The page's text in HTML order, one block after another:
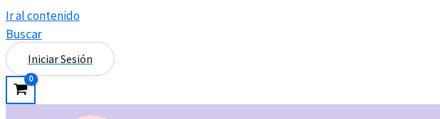
Ir al contenido
Buscar
Iniciar Sesión